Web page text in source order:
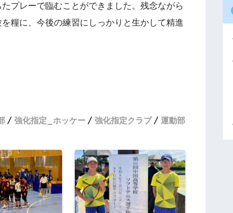
プレーで臨むことができました。残念ながら
糧に、今後の練習にしっかりと生かして精進
強化指定_ホッケー 強化指定クラブ 運動部